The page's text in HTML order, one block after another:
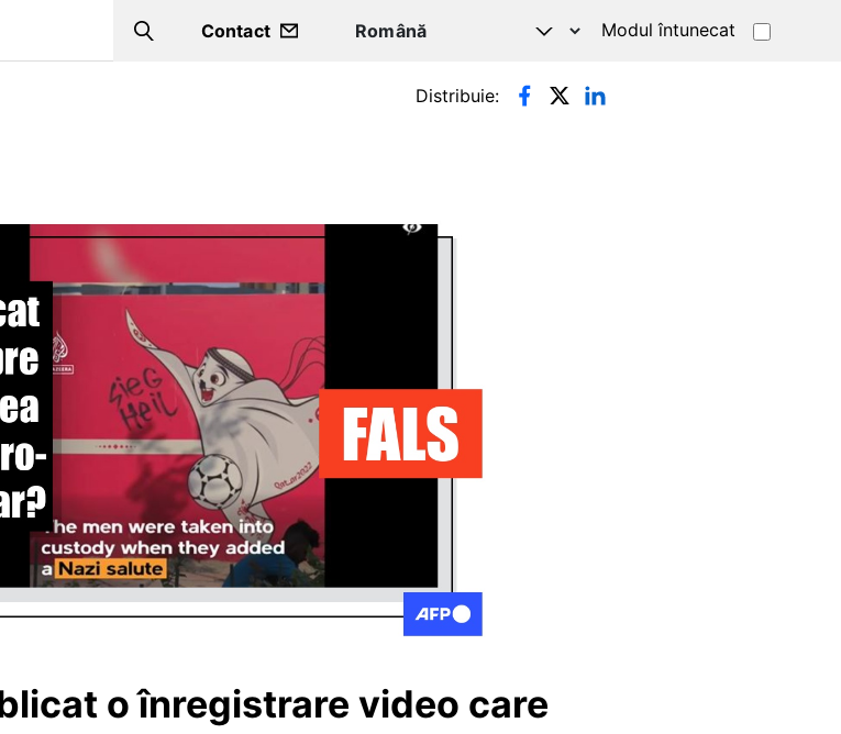
Search
Contact Modul întunecat
Distribuie:
o înregistrare video care